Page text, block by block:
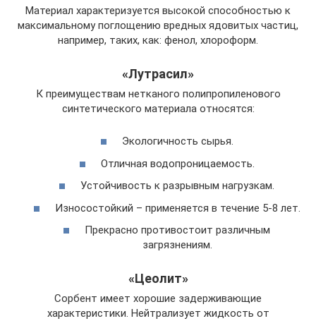
Материал характеризуется высокой способностью к
максимальному поглощению вредных ядовитых частиц,
например, таких, как: фенол, хлороформ.
«Лутрасил»
К преимуществам нетканого полипропиленового
синтетического материала относятся:
Экологичность сырья.
Отличная водопроницаемость.
Устойчивость к разрывным нагрузкам.
Износостойкий – применяется в течение 5-8 лет.
Прекрасно противостоит различным
загрязнениям.
«Цеолит»
Сорбент имеет хорошие задерживающие
характеристики. Нейтрализует жидкость от